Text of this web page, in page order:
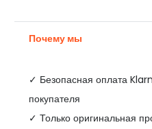
Почему мы
✓ Безопасная оплата
покупателя
✓ Только оригинальная